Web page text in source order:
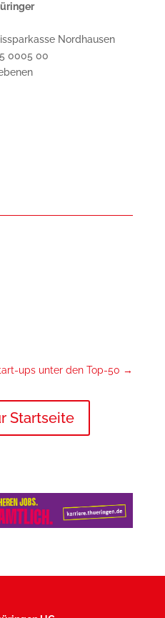
Nordhausen
0005 00
ups unter den Top-50 →
Startseite